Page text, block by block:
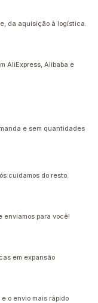
da aquisição à logística.
AliExpress, Alibaba e
e sem quantidades
cuidamos do resto.
enviamos para você!
em expansão
o envio mais rápido